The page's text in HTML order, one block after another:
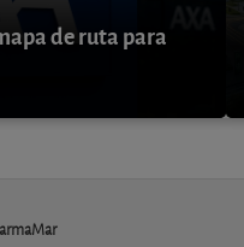
de ruta para